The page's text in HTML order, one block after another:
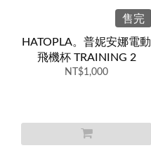
售完
HATOPLA。普妮安娜電動
飛機杯 TRAINING 2
NT$1,000